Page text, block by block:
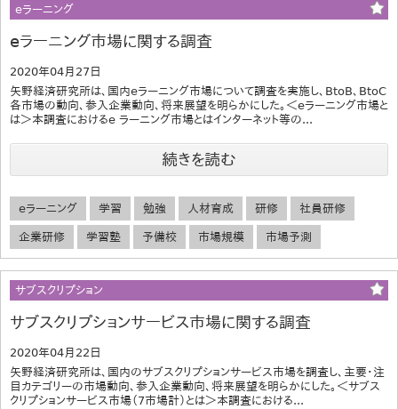
eラーニング
eラーニング市場に関する調査
2020年04月27日
矢野経済研究所は、国内eラーニング市場について調査を実施し、BtoB、BtoC
各市場の動向、参入企業動向、将来展望を明らかにした。＜eラーニング市場と
は＞本調査におけるe ラーニング市場とはインターネット等の...
続きを読む
eラーニング 学習 勉強 人材育成 研修 社員研修
企業研修 学習塾 予備校 市場規模 市場予測
サブスクリプション
サブスクリプションサービス市場に関する調査
2020年04月22日
矢野経済研究所は、国内のサブスクリプションサービス市場を調査し、主要・注
目カテゴリーの市場動向、参入企業動向、将来展望を明らかにした。＜サブス
クリプションサービス市場（7市場計）とは＞本調査における...